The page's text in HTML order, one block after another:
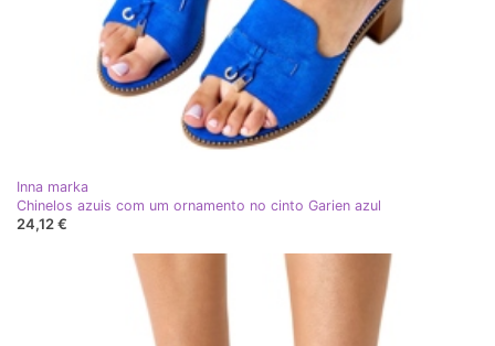
Inna marka
Chinelos azuis com um ornamento no cinto Garien azul
24,12 €